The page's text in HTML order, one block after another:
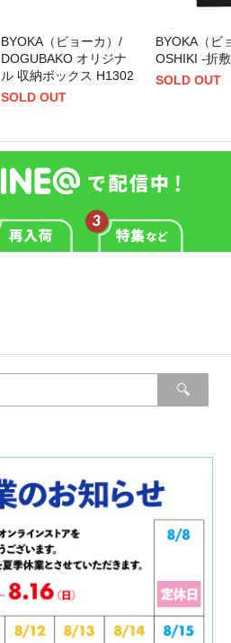
BYOKA（ビョーカ）/
DOGUBAKO オリジナ
ル 収納ボックス H1302
SOLD OUT
BYOKA（ビ
OSHIKI -折
SOLD OUT